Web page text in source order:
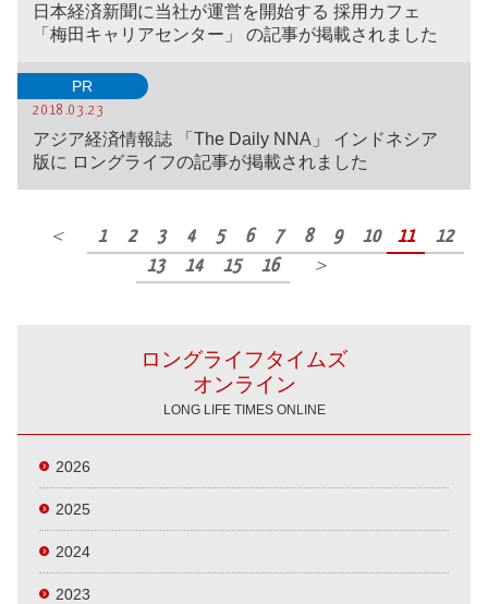
日本経済新聞に当社が運営を開始する 採用カフェ
「梅田キャリアセンター」 の記事が掲載されました
PR
2018.03.23
アジア経済情報誌 「The Daily NNA」 インドネシア
版に ロングライフの記事が掲載されました
＜ 1 2 3 4 5 6 7 8 9 10 11
12
13
14 15 16 ＞
ロングライフタイムズ
オンライン
LONG LIFE TIMES ONLINE
2026
2025
2024
2023